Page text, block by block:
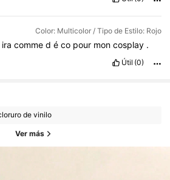
Color: Multicolor / Tipo de Estilo: Rojo
ira comme d é co pour mon cosplay .
Útil (0)
de vinilo
Ver más